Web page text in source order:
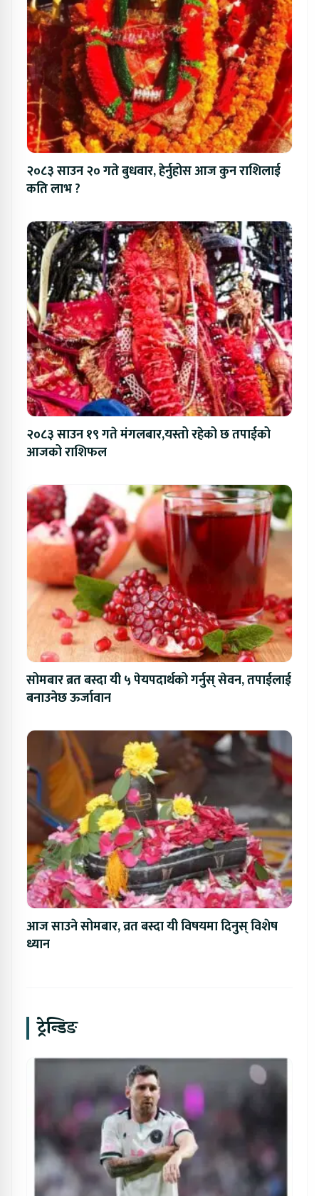
२०८३ साउन २० गते बुधवार, हेर्नुहोस आज कुन राशिलाई
कति लाभ ?
२०८३ साउन १९ गते मंगलबार,यस्तो रहेको छ तपाईको
आजको राशिफल
सोमबार ब्रत बस्दा यी ५ पेयपदार्थको गर्नुस् सेवन, तपाईलाई
बनाउनेछ ऊर्जावान
आज साउने सोमबार, व्रत बस्दा यी विषयमा दिनुस् विशेष
ध्यान
ट्रेन्डिङ